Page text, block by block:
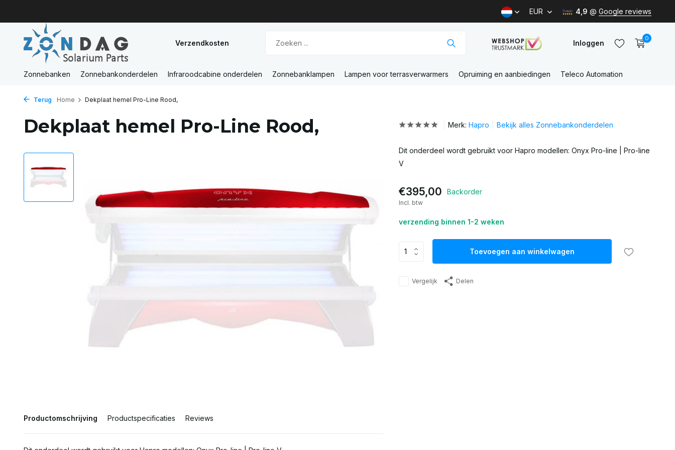
EUR 4,9 @ Google reviews
Verzendkosten Inloggen
Account
0
Zonnebanken Zonnebankonderdelen Infraroodcabine onderdelen Zonnebanklampen Lampen voor terrasverwarmers Opruiming en aanbiedingen Teleco Automation
Terug Home Dekplaat hemel Pro-Line Rood,
Dekplaat hemel Pro-Line Rood,
Productomschrijving Productspecificaties Reviews
Merk: Hapro Bekijk alles Zonnebankonderdelen
Dit onderdeel wordt gebruikt voor Hapro modellen: Onyx Pro-line | Pro-line
V
€395,00 Backorder
Incl. btw
verzending binnen 1-2 weken
Toevoegen aan winkelwagen
Vergelijk Delen